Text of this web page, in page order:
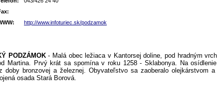
http://www.infoturiec.sk/podzamok
PODZÁMOK- Malá obec ležiaca v Kantorsej doline, pod hradným
Martina. Prvý krát sa spomína v roku 1258 - Sklabonya. Na
doby bronzovej a železnej. Obyvateľstvo sa zaoberalo olejkárstvom
osada Stará Borová.